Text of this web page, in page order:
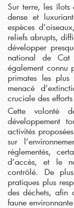
Sur terre, les îlots
dense et
espèces
reliefs abrupts,
développer
national de
également connu
primates les plus
menacé
cruciale des
Cette volonté
développement
activités
sur
réglementés,
d’accès, et le
contrôlé. De
pratiques plus
des déchets, afin
faune